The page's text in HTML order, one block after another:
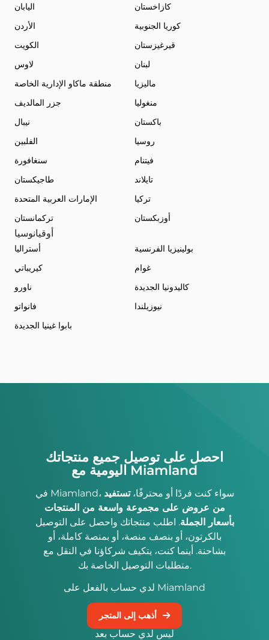
اليابان
كازاخستان
الأردن
كوريا الجنوبية
الكويت
قيرغيزستان
لاوس
لبنان
منطقة ماكاو الإدارية الخاصة
ماليزيا
جزر المالديف
منغوليا
نيبال
باكستان
الفلبين
روسيا
سنغافورة
فيتنام
طاجيكستان
تايلاند
الإمارات العربية المتحدة
تركيا
تركمانستان
أوزبكستان
أوقيانوسيا
أستراليا
بولينيزيا الفرنسية
كيريباتي
غوام
ناورو
كاليدونيا الجديدة
فانواتو
نيوزيلندا
بابوا غينيا الجديدة
احصل على توصيل جميع منتجاتك
اليومية مع Miamland
في Miamland، سواء كنت فردًا أو محترفًا،تستفيد
من عروض على مجموعة واسعة من المنتجات
بأسعار الجملة. اطلب منتجاتك واحصل على التوصيل
بالكرتون، أو بنصف منصة، أو بمنصة كاملة، أو
بشاحنة. أينما كنت، يتكيف شركاؤنا في النقل مع
متطلبات التوصيل الخاصة بك.
لدي حساب بالفعل على Miamland
ليس لدي حساب بعد